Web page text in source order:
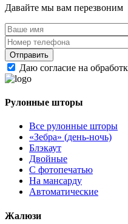
Давайте мы вам перезвоним
Даю согласие на
Рулонные шторы
Все рулонные шторы
«Зебра» (день-ночь)
Блэкаут
Двойные
С фотопечатью
На мансарду
Автоматические
Жалюзи